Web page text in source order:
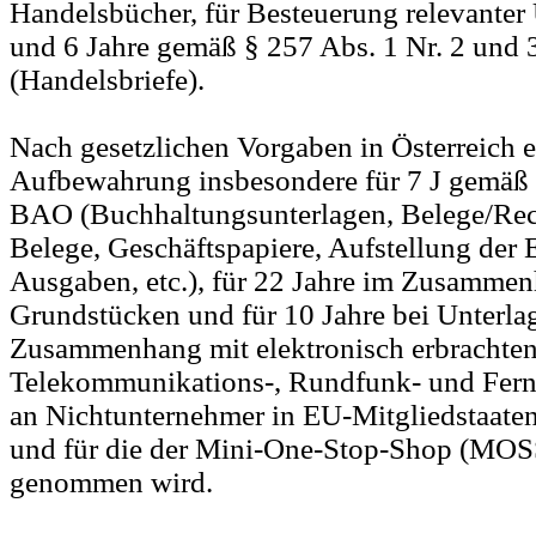
Handelsbücher, für Besteuerung relevanter
und 6 Jahre gemäß § 257 Abs. 1 Nr. 2 und
(Handelsbriefe).
Nach gesetzlichen Vorgaben in Österreich
Aufbewahrung insbesondere für 7 J
BAO (Buchhaltungsunterlagen, Belege/
Belege, Geschäftspapiere, Aufstellung der
Ausgaben, etc.), für 22 Jahre im
Grundstücken und für 10 Jahre bei
Zusammenhang mit elektronisch
Telekommunikations-, Rundfunk- und
an Nichtunternehmer in EU-
und für die der Mini-One-Stop-Shop
genommen wird.